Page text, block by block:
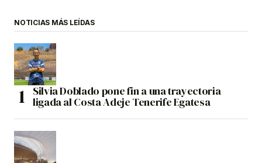
NOTICIAS MÁS LEÍDAS
Silvia Doblado pone fin a una trayectoria
ligada al Costa Adeje Tenerife Egatesa